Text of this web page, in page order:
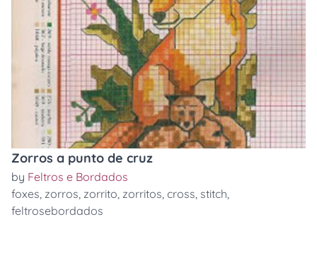
Zorros a punto de cruz
by Feltros e Bordados
foxes, zorros, zorrito, zorritos, cross, stitch,
feltrosebordados